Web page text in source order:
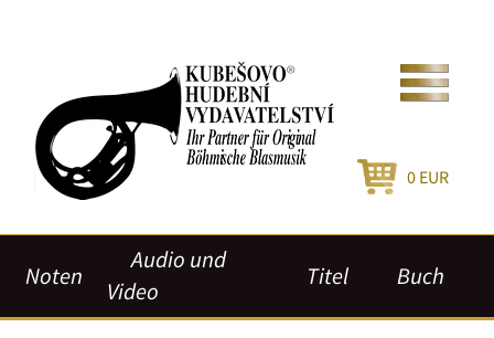
0 EUR
Noten
Audio und
Video
Titel Buch